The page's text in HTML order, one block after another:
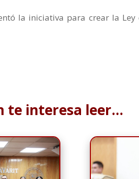
la iniciativa para crear la
te interesa leer…